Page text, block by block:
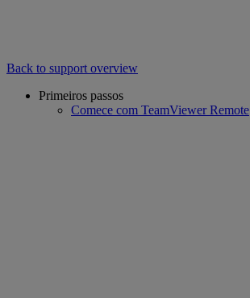
Back to support overview
Primeiros passos
Comece com TeamViewer Remote